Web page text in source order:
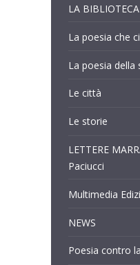
LA
La poesia che
La poesia della
Le città
Le storie
LETTERE
Paciucci
Multimedia
NEWS
Poesia contro